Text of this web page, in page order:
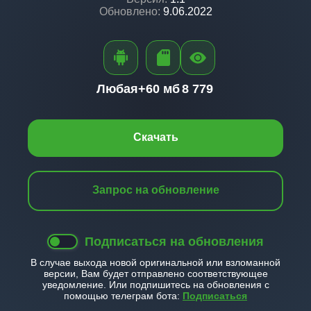
Обновлено: 9.06.2022
Скачать
Запрос на обновление
Подписаться на обновления
В случае выхода новой оригинальной или взломанной
версии, Вам будет отправлено соответствующее
уведомление. Или подпишитесь на обновления с
помощью телеграм бота: Подписаться
Любая+60 мб8 779